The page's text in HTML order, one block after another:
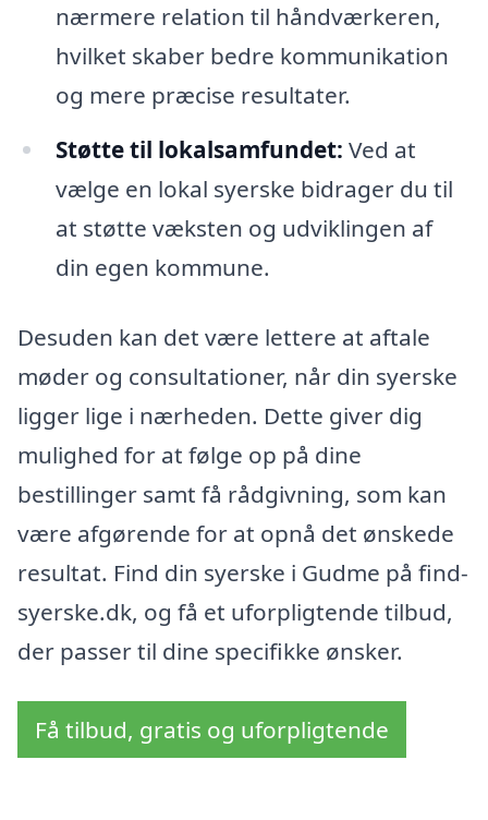
nærmere relation til håndværkeren,
hvilket skaber bedre kommunikation
og mere præcise resultater.
Støtte til lokalsamfundet: Ved at
vælge en lokal syerske bidrager du til
at støtte væksten og udviklingen af
din egen kommune.
Desuden kan det være lettere at aftale
møder og consultationer, når din syerske
ligger lige i nærheden. Dette giver dig
mulighed for at følge op på dine
bestillinger samt få rådgivning, som kan
være afgørende for at opnå det ønskede
resultat. Find din syerske i Gudme på find-
syerske.dk, og få et uforpligtende tilbud,
der passer til dine specifikke ønsker.
Få tilbud, gratis og uforpligtende